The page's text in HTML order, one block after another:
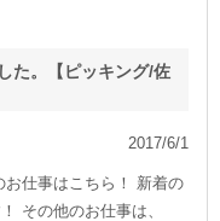
た。【ピッキング/佐
2017/6/1
お仕事はこちら！ 新着の
その他のお仕事は、